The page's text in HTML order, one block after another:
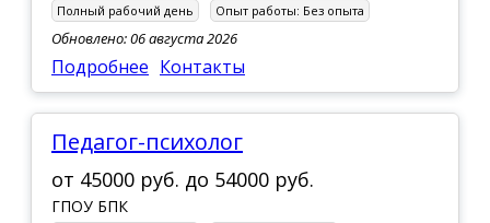
Полный рабочий день Опыт работы: Без опыта
Обновлено: 06 августа 2026
Подробнее Контакты
педагог-психолог
от 45000 руб. до 54000 руб.
ГПОУ БПК